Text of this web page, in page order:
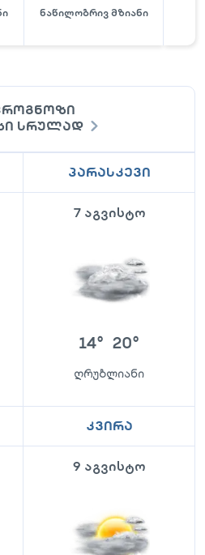
ნაწილობრივ მზიანი
სრულად
პარასკევი
7 აგვისტო
14° 20°
ღრუბლიანი
კვირა
9 აგვისტო